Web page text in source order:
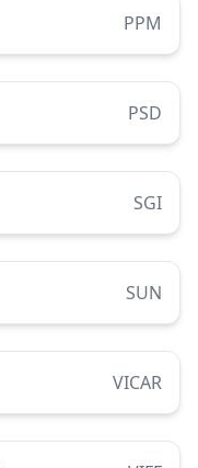
PPM
PSD
SGI
SUN
VICAR